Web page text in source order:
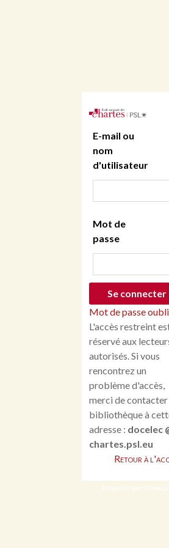
E-mail ou
nom
d'utilisateur
Mot de
passe
Mot de passe
L'accès restreint
réservé aux
autorisés. Si vous
rencontrez un
problème d'accès,
merci de contacter
bibliothèque à
adresse : docelec
chartes.psl.eu
Retour à
Propulsé par Omeka